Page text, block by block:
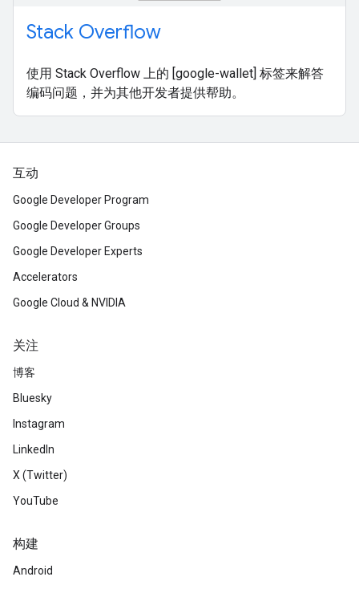
Stack Overflow
使用 Stack Overflow 上的 [google-wallet] 标签来解答
编码问题，并为其他开发者提供帮助。
互动
Google Developer Program
Google Developer Groups
Google Developer Experts
Accelerators
Google Cloud & NVIDIA
关注
博客
Bluesky
Instagram
LinkedIn
X (Twitter)
YouTube
构建
Android